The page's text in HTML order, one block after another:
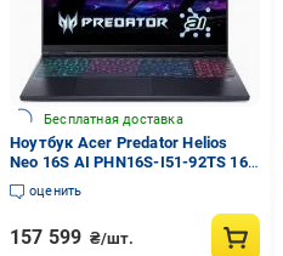
Бесплатная доставка
Ноутбук Acer Predator Helios
Neo 16S AI PHN16S-I51-92TS 16"
(NH.U3TEU.005) abyssal black
оценить
157 599 ₴/шт.